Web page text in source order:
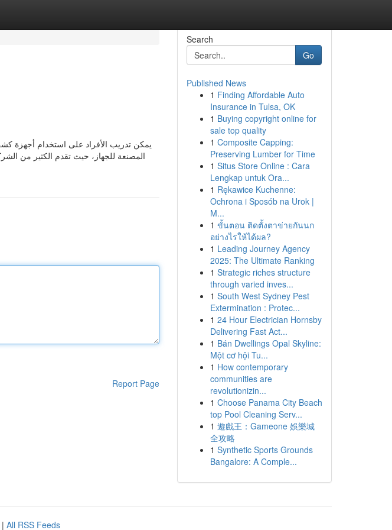
يمكن تدريب الأفراد على استخدام
المصنعة للجهاز، حيث تقدم الكثير من
Report Page
Search
Go
Published News
1 Finding Affordable Auto
Insurance in Tulsa, OK
1 Buying copyright online for
sale top quality
1 Composite Capping:
Preserving Lumber for Time
1 Situs Store Online : Cara
Lengkap untuk Ora...
1 Rękawice Kuchenne:
Ochrona i Sposób na Urok |
M...
1 ขั้นตอน ติดตั้งตาข่ายกันนก
อย่างไรให้ได้ผล?
1 Leading Journey Agency
2025: The Ultimate Ranking
1 Strategic riches structure
through varied inves...
1 South West Sydney Pest
Extermination : Protec...
1 24 Hour Electrician Hornsby
Delivering Fast Act...
1 Bán Dwellings Opal Skyline:
Một cơ hội Tu...
1 How contemporary
communities are
revolutionizin...
1 Choose Panama City Beach
top Pool Cleaning Serv...
1 遊戲王：Gameone 娛樂城
全攻略
1 Synthetic Sports Grounds
Bangalore: A Comple...
| All RSS Feeds